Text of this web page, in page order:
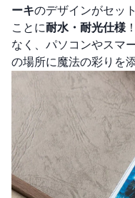
ーキのデザインがセッ
ことに耐水・耐光仕様
なく、パソコンやスマ
の場所に魔法の彩りを